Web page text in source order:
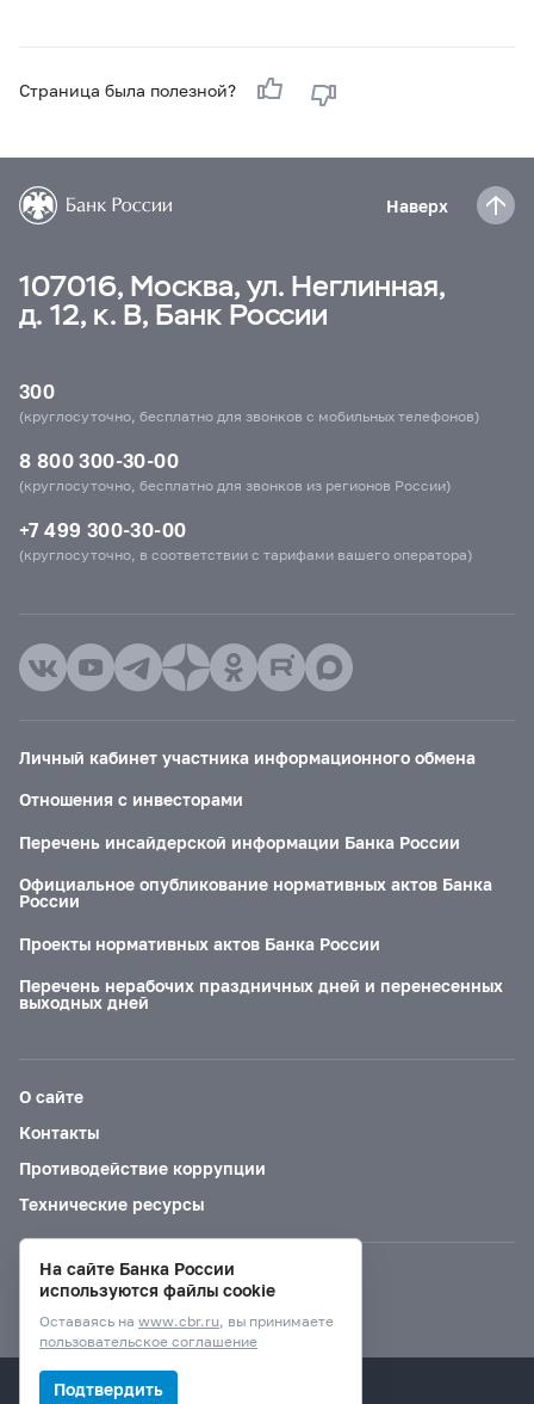
Страница была полезной?
Наверх
107016, Москва, ул. Неглинная,
д. 12, к. В, Банк России
300
(круглосуточно, бесплатно для звонков с мобильных телефонов)
8 800 300-30-00
(круглосуточно, бесплатно для звонков из регионов России)
+7 499 300-30-00
(круглосуточно, в соответствии с тарифами вашего оператора)
Личный кабинет участника информационного обмена
Отношения с инвесторами
Перечень инсайдерской информации Банка России
Официальное опубликование нормативных актов Банка
России
Проекты нормативных актов Банка России
Перечень нерабочих праздничных дней и перенесенных
выходных дней
О сайте
Контакты
Противодействие коррупции
Технические ресурсы
Версия для слабовидящих
© Банк России, 2000–2026.
На сайте Банка России
используются файлы cookie
Оставаясь на www.cbr.ru, вы принимаете
пользовательское соглашение
Подтвердить